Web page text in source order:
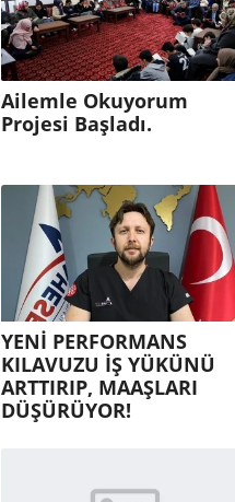
Ailemle Okuyorum
Projesi Başladı.
YENİ PERFORMANS
KILAVUZU İŞ YÜKÜNÜ
ARTTIRIP, MAAŞLARI
DÜŞÜRÜYOR!